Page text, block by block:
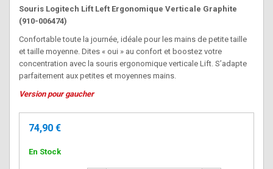
Souris Logitech Lift Left Ergonomique Verticale Graphite
(910-006474)
Confortable toute la journée, idéale pour les mains de petite taille
et taille moyenne. Dites « oui » au confort et boostez votre
concentration avec la souris ergonomique verticale Lift. S’adapte
parfaitement aux petites et moyennes mains.
Version pour gaucher
74,90 €
En Stock